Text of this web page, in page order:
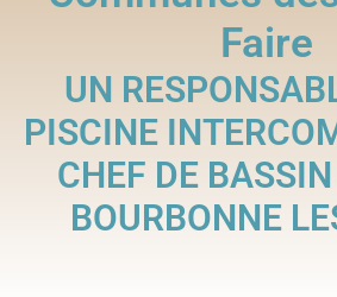
Faire
UN
PISCINE
CHEF DE
BOURBONNE